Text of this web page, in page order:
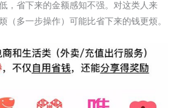
，省下来的金额感知不强。对这类人来
（多一步操作）可能比省下来的钱更烦。